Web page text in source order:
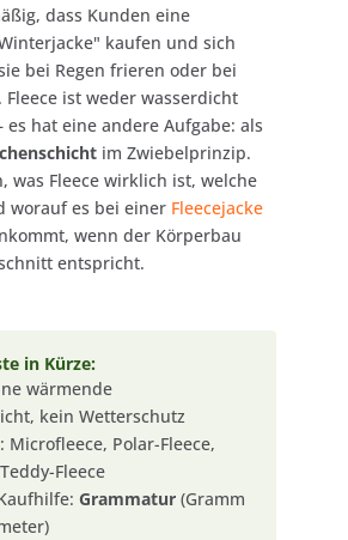
dass Kunden eine
kaufen und sich
bei Regen frieren oder bei
ist weder wasserdicht
hat eine andere Aufgabe: als
im Zwiebelprinzip.
was Fleece wirklich ist, welche
worauf es bei einer Fleecejacke
wenn der Körperbau
entspricht.
in Kürze:
wärmende
kein Wetterschutz
Microfleece, Polar-Fleece,
Fleece
Grammatur (Gramm